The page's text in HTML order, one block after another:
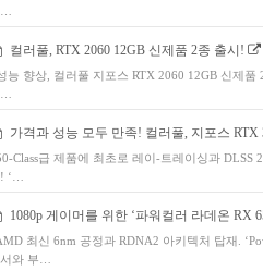
컬러풀, RTX 2060 12GB 신제품 2종 출시!
능 향상, 컬러풀 지포스 RTX 2060 12GB 신제
가격과 성능 모두 만족! 컬러풀, 지포스 RTX
Class급 제품에 최초로 레이-트레이싱과
‘…
1080p 게이머를 위한 ‘파워컬러 라데온 RX
최신 6nm 공정과 RDNA2 아키텍처 탑재.
와 부…